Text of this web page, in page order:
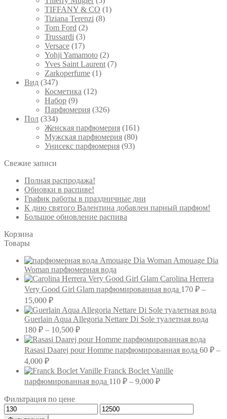
TIFFANY & CO (1)
Tiziana Terenzi (8)
Tom Ford (2)
Trussardi (3)
Versace (17)
Yohji Yamamoto (2)
Yves Saint Laurent (7)
Zarkoperfume (1)
Вид (347)
Косметика (12)
Набор (9)
Парфюмерия (326)
Пол (334)
Женская парфюмерия (161)
Мужская парфюмерия (80)
Унисекс парфюмерия (93)
Свежие записи
Полная распродажа!
Обновки в распиве!
График работы в праздничные дни
К дню святого Валентина добавлен парный парфюм!
Большое обновление распива
Корзина
Товары
Amouage Dia
Woman парфюмерная вода
Carolina Herrera
Very Good Girl Glam парфюмированная вода 170 ₽ –
15,000 ₽Диапазон
цен:
170 ₽
–
15,000 ₽
Guerlain Aqua Allegoria Nettare Di Sole туалетная вода
180 ₽ – 10,500 ₽Диапазон
цен:
180 ₽
10,500 ₽
Rasasi Daarej pour Homme парфюмированная вода 60 ₽ –
4,000 ₽Диапазон
цен:
60 ₽
4,000 ₽
Franck Boclet Vanille
парфюмированная вода 110 ₽ – 9,000 ₽Диапазон
Фильтрация по цене
Минимальная
цена
Максимальная
цена